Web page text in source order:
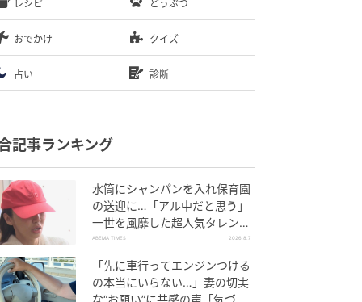
レシピ どうぶつ
おでかけ クイズ
占い 診断
記事ランキング
水筒にシャンパンを入れ保育園
の送迎に…「アル中だと思う」
一世を風靡した超人気タレン
ト、酒漬けだった日々を告白
ABEMA TIMES 2026.8.7
「先に車行ってエンジンつける
の本当にいらない…」妻の切実
な“お願い”に共感の声「気づか